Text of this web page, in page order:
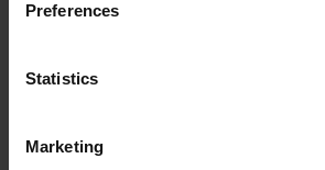
Preferences
Statistics
Marketing